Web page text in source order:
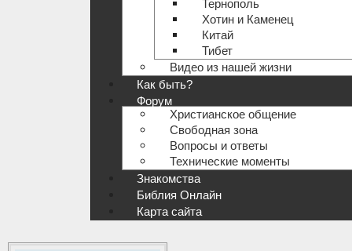
Тернополь
Хотин и Каменец
Китай
Тибет
Видео из нашей жизни
Как быть?
Форум
Христианское общение
Свободная зона
Вопросы и ответы
Технические моменты
Знакомства
Библия Онлайн
Карта сайта